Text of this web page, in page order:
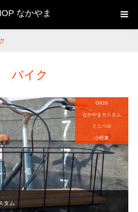
なかやま
バイク
タム
GIOS
なかやまカスタム
ミニベロ
小径車